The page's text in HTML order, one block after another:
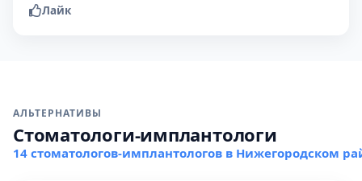
Лайк
АЛЬТЕРНАТИВЫ
Стоматологи-имплантологи
14 стоматологов-имплантологов в Нижегородском